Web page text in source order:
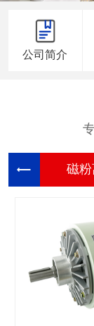
公司简介
磁